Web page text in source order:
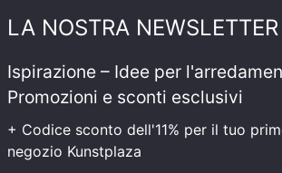
LA NOSTRA NEWSLETTER
Ispirazione – Idee per
Promozioni e sconti esclusivi
+ Codice sconto dell'11% per il tuo
negozio Kunstplaza